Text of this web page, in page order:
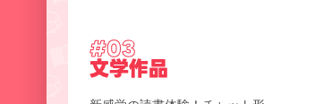
#03
文学作品